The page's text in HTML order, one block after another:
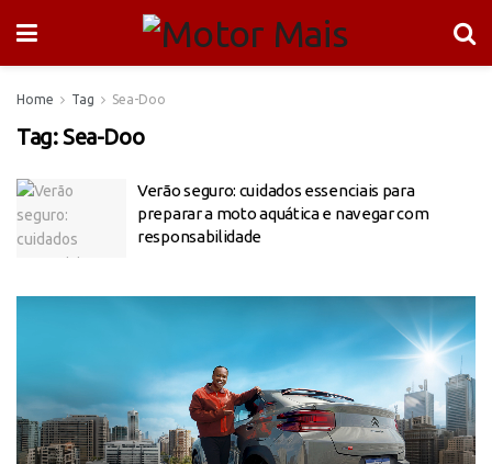
Home Tag Sea-Doo
Tag:Sea-Doo
Verão seguro: cuidados essenciais para
preparar a moto aquática e navegar com
responsabilidade